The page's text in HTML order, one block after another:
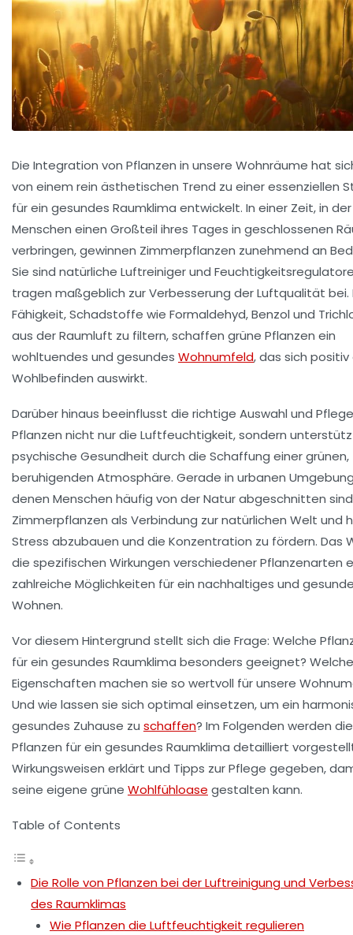
Die Integration von Pflanzen in unsere Wohnräume hat
von einem rein ästhetischen Trend zu einer essenziellen
für ein gesundes Raumklima entwickelt. In einer Zeit, in
Menschen einen Großteil ihres Tages in geschlossenen
verbringen, gewinnen Zimmerpflanzen zunehmend an
Sie sind natürliche Luftreiniger und
tragen maßgeblich zur Verbesserung der Luftqualität bei.
Fähigkeit, Schadstoffe wie Formaldehyd, Benzol und
aus der Raumluft zu filtern, schaffen grüne Pflanzen ein
wohltuendes und gesundes Wohnumfeld, das sich
Wohlbefinden auswirkt.
Darüber hinaus beeinflusst die richtige Auswahl und
Pflanzen nicht nur die Luftfeuchtigkeit, sondern
psychische Gesundheit durch die Schaffung einer grünen,
beruhigenden Atmosphäre. Gerade in urbanen
denen Menschen häufig von der Natur abgeschnitten
Zimmerpflanzen als Verbindung zur natürlichen Welt und
Stress abzubauen und die Konzentration zu fördern. Das
die spezifischen Wirkungen verschiedener Pflanzenarten
zahlreiche Möglichkeiten für ein nachhaltiges und
Wohnen.
Vor diesem Hintergrund stellt sich die Frage: Welche
für ein gesundes Raumklima besonders geeignet? Welche
Eigenschaften machen sie so wertvoll für unsere
Und wie lassen sie sich optimal einsetzen, um ein
gesundes Zuhause zu schaffen? Im Folgenden werden
Pflanzen für ein gesundes Raumklima detailliert
Wirkungsweisen erklärt und Tipps zur Pflege gegeben,
seine eigene grüne Wohlfühloase gestalten kann.
Table of Contents
Die Rolle von Pflanzen bei der Luftreinigung und
des Raumklimas
Wie Pflanzen die Luftfeuchtigkeit regulieren